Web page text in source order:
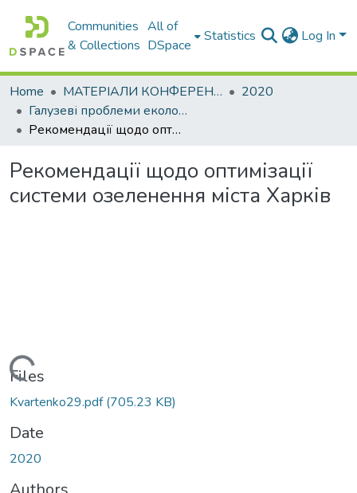
Communities
& Collections
All of
DSpace
Statistics Log In
Home МАТЕРІАЛИ КОНФЕРЕНЦІЙ
2020
Галузеві прoблеми екoлoгічнoї безпеки
Рекомендації щодо оптимізації системи озеленення міста Харків
Рекомендації щодо оптимізації
системи озеленення міста Харків
Loading...
Files
Kvartenko29.pdf(705.23 KB)
Date
2020